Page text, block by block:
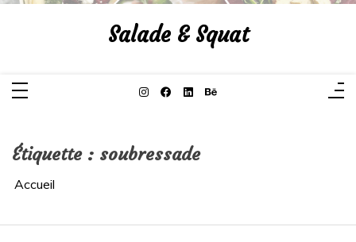
Aller
Salade & Squat
Étiquette : soubressade
Accueil